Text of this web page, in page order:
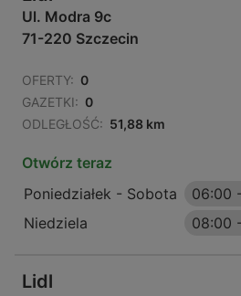
Ul. Modra 9c
71-220 Szczecin
OFERTY: 0
GAZETKI: 0
ODLEGŁOŚĆ: 51,88 km
Otwórz teraz
Poniedziałek - Sobota
06:00 -
Niedziela
08:00 -
Lidl